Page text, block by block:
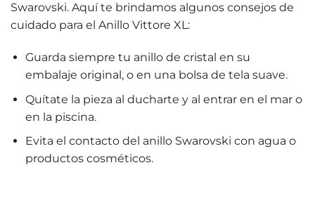
Swarovski. Aquí te brindamos algunos consejos de
cuidado para el Anillo Vittore XL:
Guarda siempre tu anillo de cristal en su
embalaje original, o en una bolsa de tela suave.
Quítate la pieza al ducharte y al entrar en el mar o
en la piscina.
Evita el contacto del anillo Swarovski con agua o
productos cosméticos.